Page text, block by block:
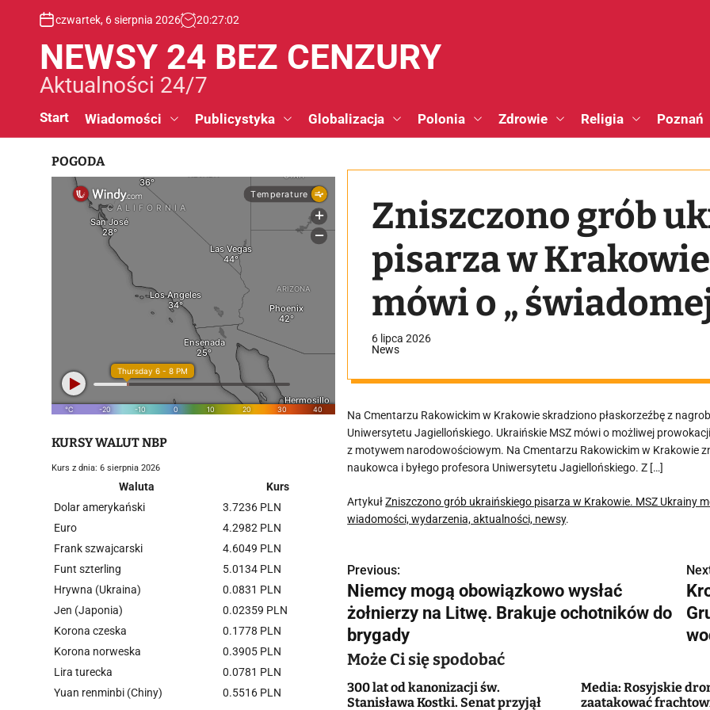
czwartek, 6 sierpnia 2026 20:27:03
NEWSY 24 BEZ CENZURY
Aktualności 24/7
Start Wiadomości Publicystyka Globalizacja Polonia Zdrowie Religia Poznań
Zniszczono grób
pisarza w
mówi o „
6 lipca 2026
News
Na Cmentarzu Rakowickim w Krakowie skradziono płaskorzeźbę z
Uniwersytetu Jagiellońskiego. Ukraińskie MSZ mówi o możliwej
z motywem narodowościowym. Na Cmentarzu Rakowickim w Krakowie
naukowca i byłego profesora Uniwersytetu Jagiellońskiego. Z […]
ArtykułZniszczono grób ukraińskiego pisarza w Krakowie. MSZ Ukrainy
wiadomości, wydarzenia, aktualności, newsy.
N
a
w
i
g
Previous:
Niemcy mogą obowiązkowo wysłać
żołnierzy na Litwę. Brakuje ochotników do
brygady
Może Ci się spodobać
300 lat od kanonizacji św.
Stanisława Kostki. Senat przyjął
Media: Rosyjskie
zaatakować
POGODA
KURSY WALUT NBP
Kurs z dnia: 6 sierpnia 2026
Waluta
Kurs
Dolar amerykański
3.7236 PLN
Euro
4.2982 PLN
Frank szwajcarski
4.6049 PLN
Funt szterling
5.0134 PLN
Hrywna (Ukraina)
0.0831 PLN
Jen (Japonia)
0.02359 PLN
Korona czeska
0.1778 PLN
Korona norweska
0.3905 PLN
Lira turecka
0.0781 PLN
Yuan renminbi (Chiny)
0.5516 PLN